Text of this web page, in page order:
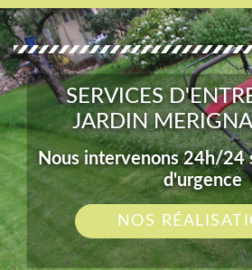
SERVICES
JARDIN
Nous intervenons 24h/24
d'urgence
NOS